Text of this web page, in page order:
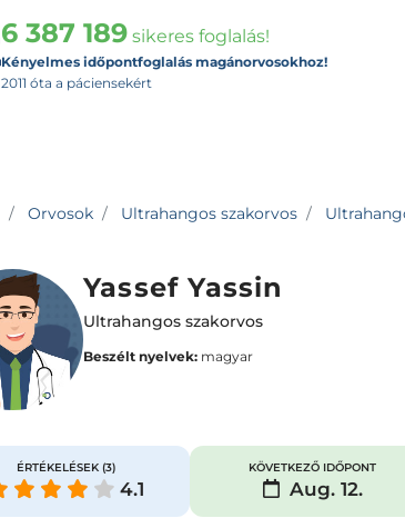
6 387 189 sikeres foglalás!
Kényelmes időpontfoglalás magánorvosokhoz!
2011 óta a páciensekért
Orvosok Ultrahangos szakorvos
Yassef Yassin
Ultrahangos szakorvos
Beszélt nyelvek: magyar
ÉRTÉKELÉSEK (3)
4.1
KÖVETKEZŐ IDŐPONT
Aug. 12.